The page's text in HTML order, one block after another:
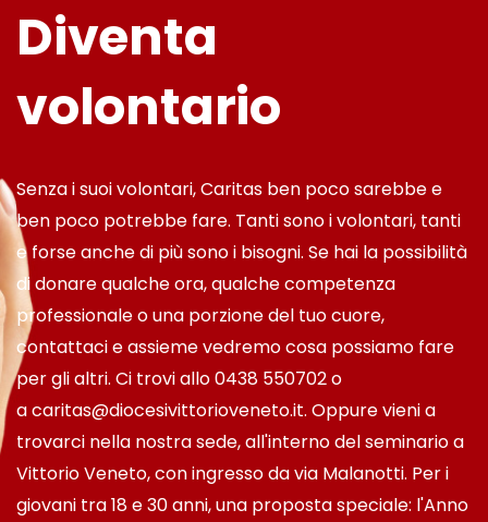
Diventa
volontario
Senza i suoi volontari, Caritas ben poco sarebbe e
ben poco potrebbe fare. Tanti sono i volontari, tanti
e forse anche di più sono i bisogni. Se hai la possibilità
di donare qualche ora, qualche competenza
professionale o una porzione del tuo cuore,
contattaci e assieme vedremo cosa possiamo fare
per gli altri. Ci trovi allo 0438 550702 o
a caritas@diocesivittorioveneto.it. Oppure vieni a
trovarci nella nostra sede, all'interno del seminario a
Vittorio Veneto, con ingresso da via Malanotti. Per i
giovani tra 18 e 30 anni, una proposta speciale: l'Anno